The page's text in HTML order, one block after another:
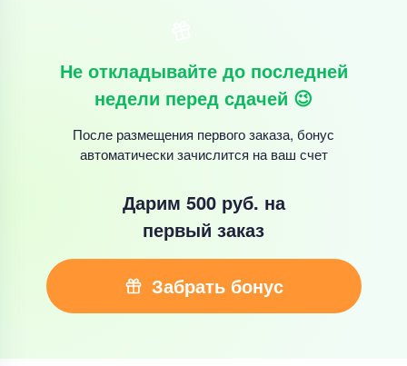
Не откладывайте до последней
недели перед сдачей 😉
После размещения первого заказа, бонус
автоматически зачислится на ваш счет
Дарим 500 руб. на
первый заказ
Забрать бонус